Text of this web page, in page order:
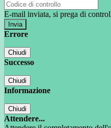
E-mail inviata, si prega di
Errore
Chiudi
Successo
Chiudi
Informazione
Chiudi
Attendere...